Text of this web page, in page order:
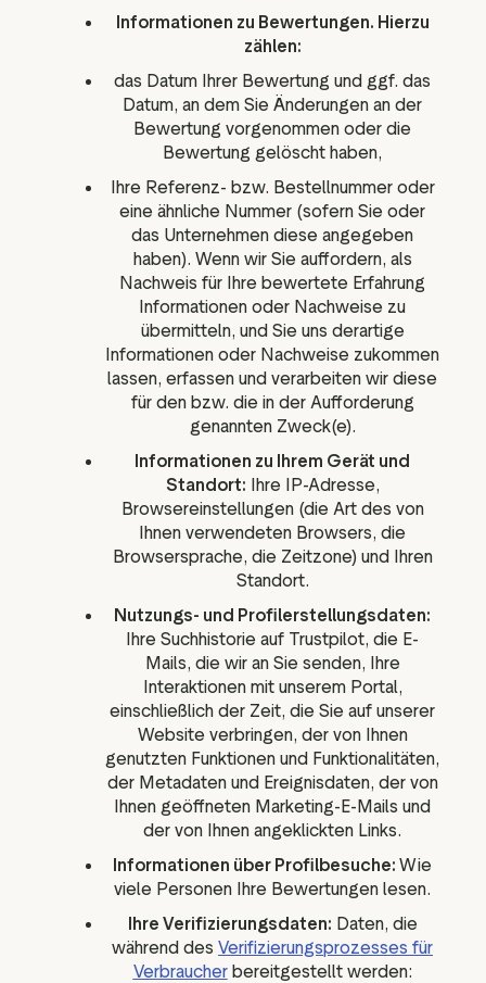
Informationen zu Bewertungen. Hierzu
zählen:
das Datum Ihrer Bewertung und ggf. das
Datum, an dem Sie Änderungen an der
Bewertung vorgenommen oder die
Bewertung gelöscht haben,
Ihre Referenz- bzw. Bestellnummer oder
eine ähnliche Nummer (sofern Sie oder
das Unternehmen diese angegeben
haben). Wenn wir Sie auffordern, als
Nachweis für Ihre bewertete Erfahrung
Informationen oder Nachweise zu
übermitteln, und Sie uns derartige
Informationen oder Nachweise zukommen
lassen, erfassen und verarbeiten wir diese
für den bzw. die in der Aufforderung
genannten Zweck(e).
Informationen zu Ihrem Gerät und
Standort: Ihre IP-Adresse,
Browsereinstellungen (die Art des von
Ihnen verwendeten Browsers, die
Browsersprache, die Zeitzone) und Ihren
Standort.
Nutzungs- und Profilerstellungsdaten:
Ihre Suchhistorie auf Trustpilot, die E-
Mails, die wir an Sie senden, Ihre
Interaktionen mit unserem Portal,
einschließlich der Zeit, die Sie auf unserer
Website verbringen, der von Ihnen
genutzten Funktionen und Funktionalitäten,
der Metadaten und Ereignisdaten, der von
Ihnen geöffneten Marketing-E-Mails und
der von Ihnen angeklickten Links.
Informationen über Profilbesuche: Wie
viele Personen Ihre Bewertungen lesen.
Ihre Verifizierungsdaten: Daten, die
während des Verifizierungsprozesses für
Verbraucherbereitgestellt werden: